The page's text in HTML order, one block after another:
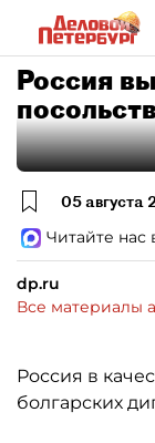
Россия
05 августа
Читайте нас
dp.ru
Все материалы
Россия в
болгарских